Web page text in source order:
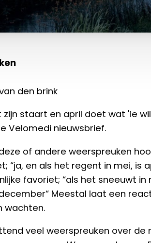
den brink
zijn staart en april doet wat 'ie
Velomedi nieuwsbrief.
of andere weerspreuken
“ja, en als het regent in mei, is
favoriet; “als het sneeuwt
Meestal laat een
wachten.
veel weerspreuken over de